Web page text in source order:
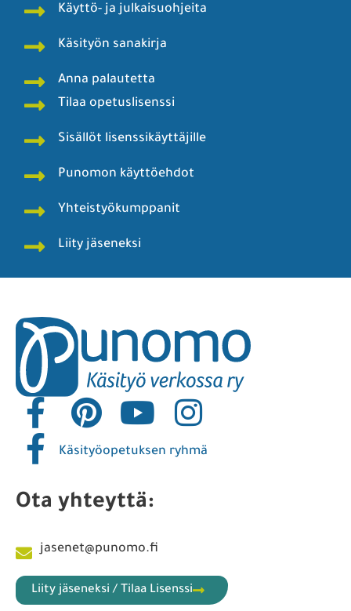
Käyttö- ja julkaisuohjeita
Käsityön sanakirja
Anna palautetta
Tilaa opetuslisenssi
Sisällöt lisenssikäyttäjille
Punomon käyttöehdot
Yhteistyökumppanit
Liity jäseneksi
Käsityöopetuksen ryhmä
Ota yhteyttä:
jasenet@punomo.fi
Liity jäseneksi / Tilaa Lisenssi